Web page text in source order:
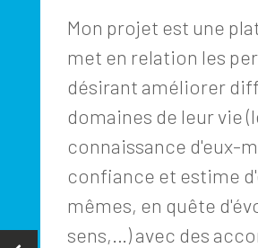
Mon projet est une
met en relation les
désirant améliorer
domaines de leur vie
connaissance d'eux-
confiance et estime
mêmes, en quête
sens,…) avec des